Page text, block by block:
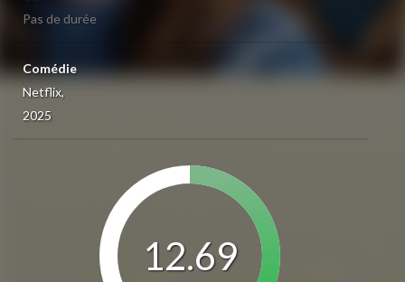
Pas de durée
Comédie
Netflix,
2025
12.69